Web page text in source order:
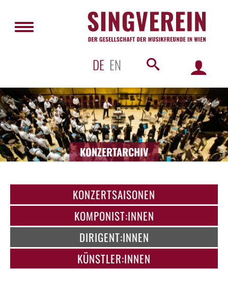
DE EN
KONZERTARCHIV
KONZERTSAISONEN
KOMPONIST:INNEN
DIRIGENT:INNEN
KÜNSTLER:INNEN